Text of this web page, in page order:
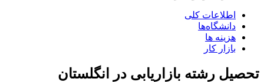
اطلاعات کلی
دانشگاه‌ها
هزینه ‌ها
بازار کار
تحصیل رشته بازاریابی در انگلستان